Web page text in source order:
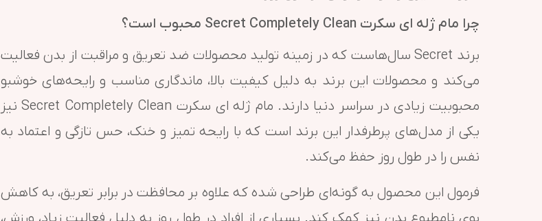
چرا مام ژله ای سکرت Secret Completely Clean محبوب است؟
برند Secret سال‌هاست که در زمینه تولید محصولات ضد تعریق و مراقبت از بدن فعالیت
می‌کند و محصولات این برند به دلیل کیفیت بالا، ماندگاری مناسب و رایحه‌های خوشبو
محبوبیت زیادی در سراسر دنیا دارند. مام ژله ای سکرت Secret Completely Clean نیز
یکی از مدل‌های پرطرفدار این برند است که با رایحه تمیز و خنک، حس تازگی و اعتماد به
نفس را در طول روز حفظ می‌کند.
فرمول این محصول به گونه‌ای طراحی شده که علاوه بر محافظت در برابر تعریق، به کاهش